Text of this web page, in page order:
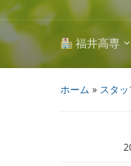
福井高専
ホーム » スタッ